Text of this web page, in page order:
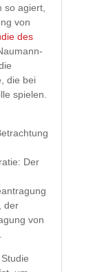
so agiert,
von
des
die bei
spielen.
Der
der
von